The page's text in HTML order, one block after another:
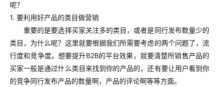
呢？
1. 要利用好产品的类目做营销
重要的是要选择买家关注多的类目，或者是同行发布数量少的
类目，为什么呢？这里就要根据我们所需要考虑的两个问题了，流
行度和竞争度。想要提升B2B的平台效果，就要清楚所销售产品的
买家一般是通过什么类目来找到你的产品的，还有要让用户看到你
的竞争同行发布产品的数量啊，产品的评论啊等等方面。